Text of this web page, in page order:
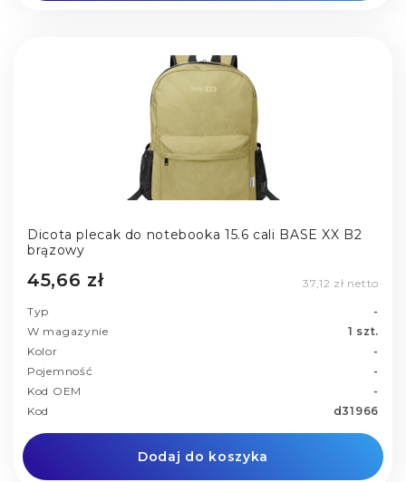
Dicota plecak do notebooka 15.6 cali BASE XX B2
brązowy
45,66 zł 37,12 zł netto
Typ
-
W magazynie
1 szt.
Kolor
-
Pojemność
-
Kod OEM
-
Kod
d31966
Dodaj do koszyka